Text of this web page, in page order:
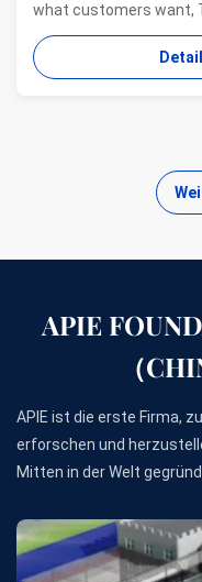
customers want,
for drill rigs of world’s
one-stop solution
users. While
Details
APIE
（
APIE ist die erste Firma,
erforschen und
Mitten in der Welt